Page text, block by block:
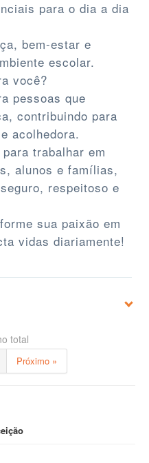
para o dia a dia
bem-estar e
escolar.
você?
pessoas que
contribuindo para
acolhedora.
trabalhar em
alunos e famílias,
respeitoso e
sua paixão em
vidas diariamente!
total
Próximo »